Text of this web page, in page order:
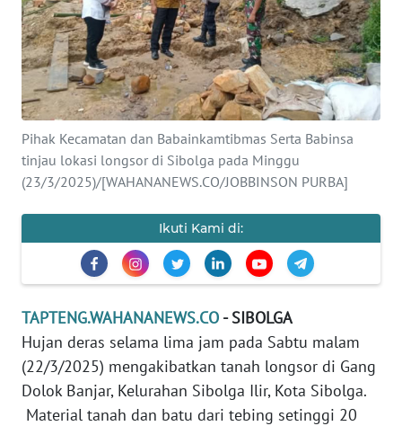
Pihak Kecamatan dan Babainkamtibmas Serta Babinsa
tinjau lokasi longsor di Sibolga pada Minggu
(23/3/2025)/[WAHANANEWS.CO/JOBBINSON PURBA]
Ikuti Kami di:
TAPTENG.WAHANANEWS.CO - SIBOLGA
Hujan deras selama lima jam pada Sabtu malam
(22/3/2025) mengakibatkan tanah longsor di Gang
Dolok Banjar, Kelurahan Sibolga Ilir, Kota Sibolga.
Material tanah dan batu dari tebing setinggi 20
KONTAK
KAMI
INFO
IKLAN
TENTANG
KAMI
MEDIA
REDAKSI
KARIR
DISCLAIMER